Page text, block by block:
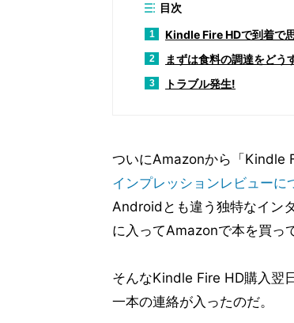
目次
1 Kindle Fire HDで到着で
2 まずは食料の調達をど
3 トラブル発生!
ついにAmazonから「Kindle
インプレッションレビューに
Androidとも違う独特なイン
に入ってAmazonで本を買っ
そんなKindle Fire HD購入翌
一本の連絡が入ったのだ。